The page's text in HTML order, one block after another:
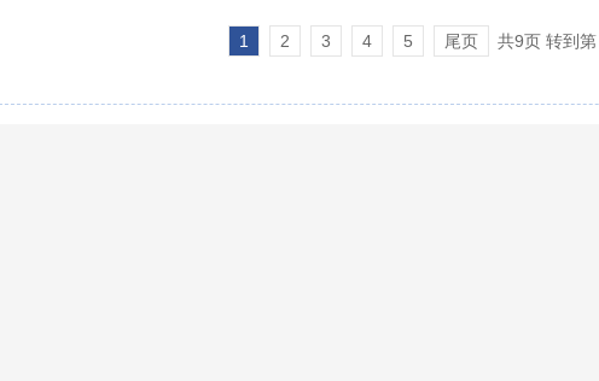
1 2 3 4 5 尾页 共9页 转到第